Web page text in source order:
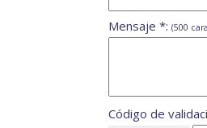
Mensaje *: (500
Código de